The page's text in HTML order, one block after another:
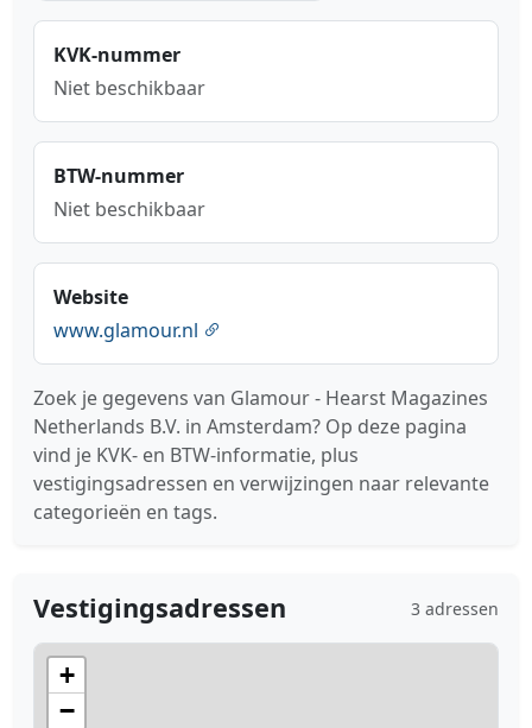
KVK-nummer
Niet beschikbaar
BTW-nummer
Niet beschikbaar
Website
www.glamour.nl
Zoek je gegevens van Glamour - Hearst Magazines
Netherlands B.V. in Amsterdam? Op deze pagina
vind je KVK- en BTW-informatie, plus
vestigingsadressen en verwijzingen naar relevante
categorieën en tags.
Vestigingsadressen 3 adressen
+
−